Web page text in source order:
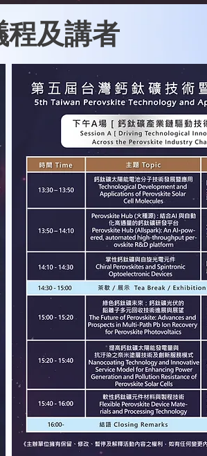
程及講者